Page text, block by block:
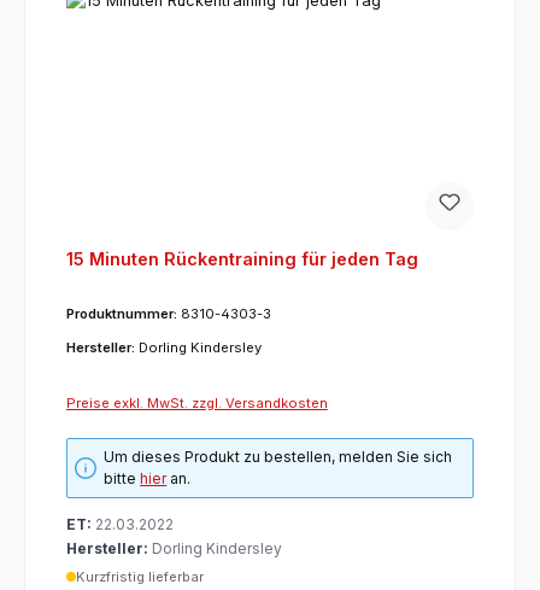
15 Minuten Rückentraining für jeden Tag
Produktnummer: 8310-4303-3
Hersteller: Dorling Kindersley
Preise exkl. MwSt. zzgl. Versandkosten
Um dieses Produkt zu bestellen, melden Sie sich
bittehieran.
ET: 22.03.2022
Hersteller: Dorling Kindersley
Kurzfristig lieferbar